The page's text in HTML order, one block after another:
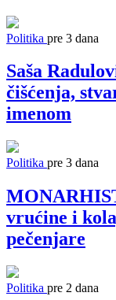
Politika pre 3 dana
Saša
čišćenja,
imenom
Politika pre 3 dana
vrućine i
pečenjare
Politika pre 2 dana